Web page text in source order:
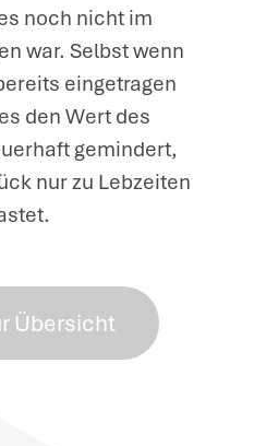
noch nicht im
war. Selbst wenn
eingetragen
den Wert des
gemindert,
nur zu Lebzeiten
Übersicht